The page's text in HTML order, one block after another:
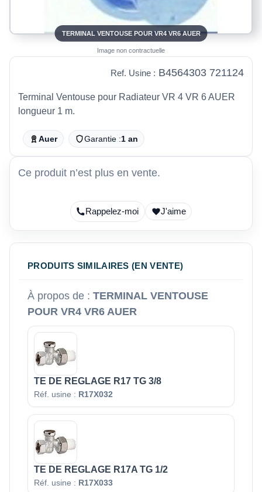
TERMINAL VENTOUSE POUR VR4 VR6 AUER
Image non contractuelle
Ref. Usine : B4564303 721124
Terminal Ventouse pour Radiateur VR 4 VR 6 AUER
longueur 1 m.
Auer Garantie :1 an
Ce produit n’est plus en vente.
Rappelez-moi J'aime
PRODUITS SIMILAIRES (EN VENTE)
À propos de : TERMINAL VENTOUSE
POUR VR4 VR6 AUER
TE DE REGLAGE R17 TG 3/8
Réf. usine : R17X032
TE DE REGLAGE R17A TG 1/2
Réf. usine : R17X033